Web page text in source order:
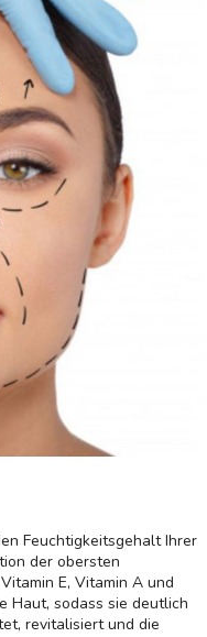
Feuchtigkeitsgehalt Ihrer
der obersten
E, Vitamin A und
Haut, sodass sie deutlich
revitalisiert und die